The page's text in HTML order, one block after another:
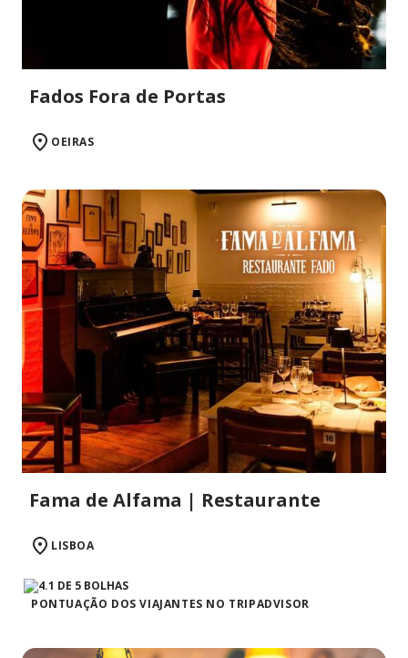
Fados Fora de Portas
OEIRAS
Fama de Alfama | Restaurante
LISBOA
PONTUAÇÃO DOS VIAJANTES NO TRIPADVISOR